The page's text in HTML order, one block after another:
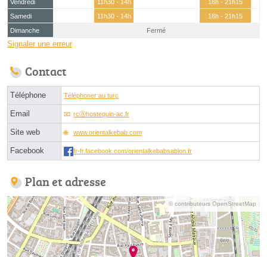
Vendredi
11h30 - 14h
18h - 21h15
Samedi
11h30 - 14h
18h - 21h15
Dimanche
Fermé
Signaler une erreur
Contact
Téléphone Téléphoner au turc
Email rcⓐhostequin-ac.fr
Site web www.orientalkebab.com
Facebook fr-fr.facebook.com/orientalkebabsablon.fr
Plan et adresse
© contributeurs OpenStreetMap